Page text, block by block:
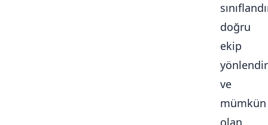
doğru
ekip
ve
mümkün
olan